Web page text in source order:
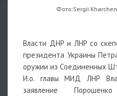
Фото:Sergii
Власти ДНР и ЛНР со
президента Украины
оружии из Соединенных
И.о. главы МИД ЛНР
заявление